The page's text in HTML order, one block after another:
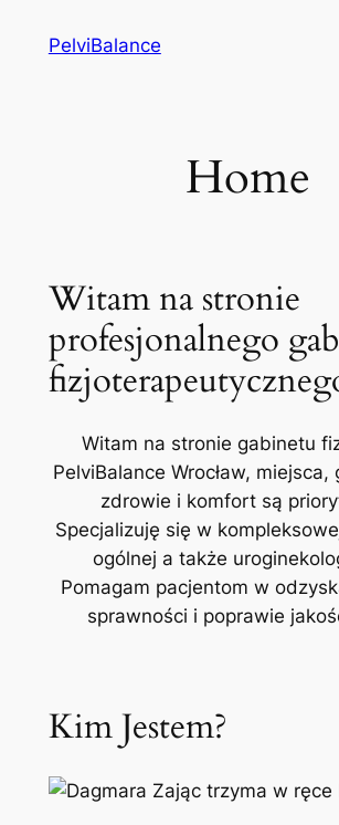
PelviBalance
Home
Witam na stronie
profesjonalnego
Witam na stronie gabinetu
PelviBalance Wrocław, miejsca,
zdrowie i komfort są
Specjalizuję się w
ogólnej a także
Pomagam pacjentom w
sprawności i poprawie
Kim Jestem?